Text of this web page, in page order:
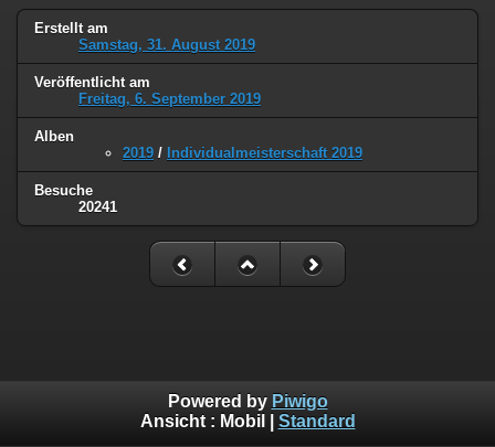
Erstellt am
Samstag, 31. August 2019
Veröffentlicht am
Freitag, 6. September 2019
Alben
2019 / Individualmeisterschaft 2019
Besuche
20241
Powered by Piwigo
Ansicht : Mobil Standard